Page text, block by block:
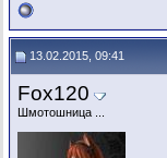
13.02.2015, 09:41
Fox120
Шмотошница ...